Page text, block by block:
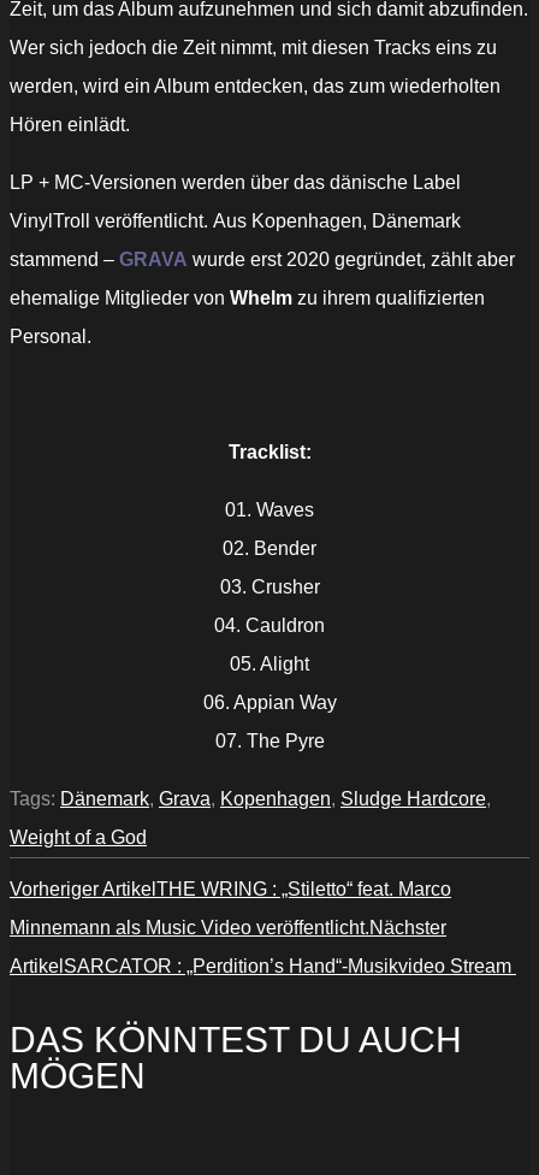
Zeit, um das Album aufzunehmen und sich damit abzufinden.
Wer sich jedoch die Zeit nimmt, mit diesen Tracks eins zu
werden, wird ein Album entdecken, das zum wiederholten
Hören einlädt.
LP + MC-Versionen werden über das dänische Label
VinylTroll veröffentlicht. Aus Kopenhagen, Dänemark
stammend – GRAVA wurde erst 2020 gegründet, zählt aber
ehemalige Mitglieder von Whelm zu ihrem qualifizierten
Personal.
Tracklist:
01. Waves
02. Bender
03. Crusher
04. Cauldron
05. Alight
06. Appian Way
07. The Pyre
Tags: Dänemark, Grava, Kopenhagen, Sludge Hardcore,
Weight of a God
Vorheriger Artikel THE WRING : „Stiletto“ feat. Marco
Minnemann als Music Video veröffentlicht.Nächster
Artikel SARCATOR : „Perdition’s Hand“-Musikvideo Stream
DAS KÖNNTEST DU AUCH
MÖGEN